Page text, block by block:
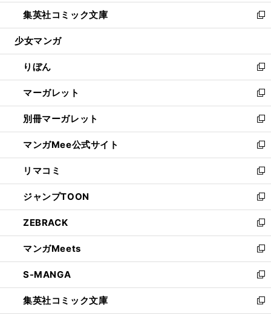
く
ウ
で
開
ン
ド
ウ
開
く
ウ
ィ
ン
ウ
で
開
く
し
い
ウ
ン
ド
ウ
で
開
く
集英社コミック文庫
新
し
ウ
ィ
ン
ド
ウ
で
開
く
少女マンガ
りぼん
新
し
い
ウ
ィ
ン
ド
ウ
で
開
く
マーガレット
新
し
い
ウ
ィ
ン
ド
ウ
で
開
く
別冊マーガレット
新
し
い
ウ
ィ
ン
ド
ウ
で
開
く
マンガMee公式サイト
新
し
い
ウ
ィ
ン
ド
ウ
で
開
く
リマコミ
新
し
い
ウ
ィ
ン
ド
ウ
で
開
く
ジャンプTOON
新
し
い
ウ
ィ
ン
ド
ウ
で
ZEBRACK
新
し
い
ウ
ィ
ン
ド
マンガMeets
新
し
い
ウ
ィ
S-MANGA
新
し
い
集英社コミック文庫
新